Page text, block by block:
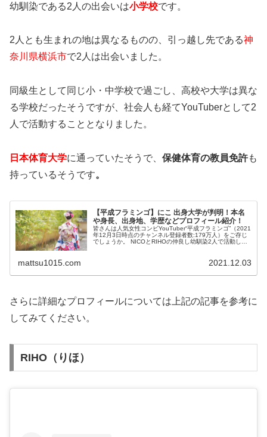
幼馴染である2人の出会いは小学校です。
2人とも生まれの地は異なるものの、 引っ越し先である神
奈川県横浜市で2人は出会いました。
同級生として同じ小・中学校で過ごし、高校や大学は異な
る学校だったそうですが、社会人も経てYouTuberとして2
人で活動することとなりました。
日本体育大学に通っていたそうで、 保健体育の教員免許も
持っているそうです。
【平成フラミンゴ】にこ 出身大学が判明！本名
や身長、出身地、学歴などプロフィール紹介！
皆さんは人気女性コンビYouTuber“平成フラミンゴ”（2021
年12月3日時点のチャンネル登録者数:179万人）をご存じ
でしょうか。 NICOとRIHOの仲良し幼馴染2人で活動して
mattsu1015.com 2021.12.03
さらに詳細なプロフィールについては上記の記事を参考に
してみてください。
RIHO（りほ）